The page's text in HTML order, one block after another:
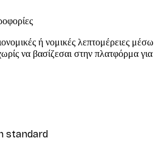
ή νομικές λεπτομέρειες μέσω
να βασίζεσαι στην πλατφόρμα για
standard